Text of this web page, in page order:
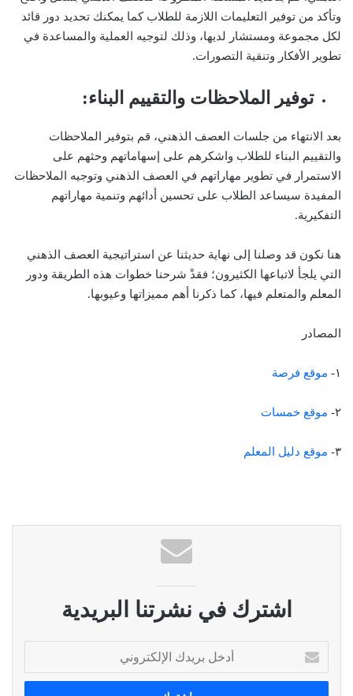
وتأكد من توفير التعليمات اللازمة للطلاب كما يمكنك تحديد دور قائد
لكل مجموعة ومستشار لديها، وذلك لتوجيه العملية والمساعدة في
تطوير الأفكار وتنقية التصورات.
توفير الملاحظات والتقييم البناء:
بعد الانتهاء من جلسات العصف الذهني، قم بتوفير الملاحظات
والتقييم البناء للطلاب واشكرهم على إسهاماتهم وحثهم على
الاستمرار في تطوير مهاراتهم في العصف الذهني وتوجيه الملاحظات
المفيدة سيساعد الطلاب على تحسين أدائهم وتنمية مهاراتهم
التفكيرية.
هنا نكون قد وصلنا إلى نهاية حديثنا عن استراتيجية العصف الذهني
التي يلجأ لاتباعها الكثيرون؛ فقدْ شرحنا خطوات هذه الطريقة ودور
المعلم والمتعلم فيها، كما ذكرنا أهم مميزاتها وعيوبها.
المصادر
١- موقع فرصة
٢- موقع خمسات
٣- موقع دليل المعلم
اشترك في نشرتنا البريدية
خ